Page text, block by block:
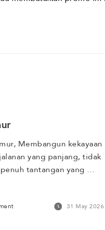
Membangun kekayaan
yang panjang, tidak
tantangan yang
kesabaran dan konsistensi
31 May 2026